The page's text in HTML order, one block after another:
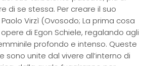
di se stessa. Per creare il suo
Virzì (Ovosodo; La prima cosa
di Egon Schiele, regalando agli
profondo e intenso. Queste
sono unite dal vivere all’interno di